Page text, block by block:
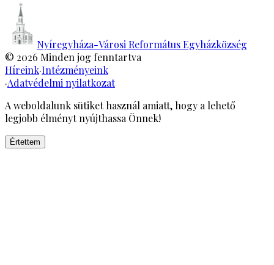
Nyíregyháza-Városi Református Egyházközség
© 2026 Minden jog fenntartva
Híreink·Intézményeink
·Adatvédelmi nyilatkozat
A weboldalunk sütiket használ amiatt, hogy a lehető
legjobb élményt nyújthassa Önnek!
Értettem